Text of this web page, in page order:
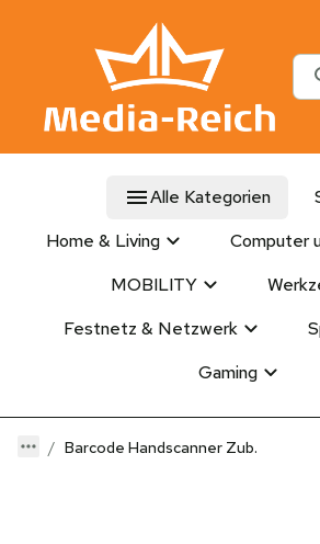
Alle Kategorien
Home & Living
Computer
MOBILITY
Festnetz & Netzwerk
Gaming
Barcode Handscanner Zub.